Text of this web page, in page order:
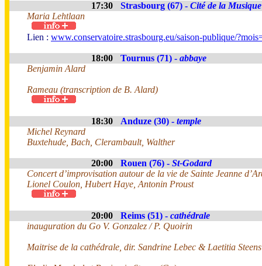
17:30 Strasbourg (67) - Cité de la
Maria Lehtlaan
Lien : www.conservatoire.strasbourg.eu/saison-publique/
18:00 Tournus (71) - abbaye
Benjamin Alard
Rameau (transcription de B. Alard)
18:30 Anduze (30) - temple
Michel Reynard
Buxtehude, Bach, Clerambault, Walther
20:00 Rouen (76) - St-Godard
Concert d’improvisation autour de la vie de Sainte Jeanne
Lionel Coulon, Hubert Haye, Antonin Proust
20:00 Reims (51) - cathédrale
inauguration du Go V. Gonzalez / P. Quoirin
Maitrise de la cathédrale, dir. Sandrine Lebec & Laetitia Steens